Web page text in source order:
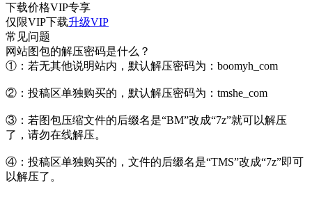
下载价格VIP专享
仅限VIP下载升级VIP
常见问题
网站图包的解压密码是什么？
①：若无其他说明站内，默认解压密码为：boomyh_com
②：投稿区单独购买的，默认解压密码为：tmshe_com
③：若图包压缩文件的后缀名是“BM”改成“7z”就可以解压
了，请勿在线解压。
④：投稿区单独购买的，文件的后缀名是“TMS”改成“7z”即可
以解压了。